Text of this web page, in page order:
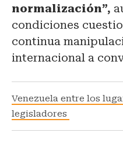
normalización”,
condiciones
continua
internacional a
Venezuela entre los
legisladores